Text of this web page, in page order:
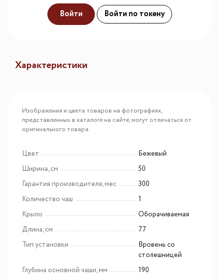
Войти Войти по токену
Характеристики
Изображения и цвета товаров на фотографиях,
представленных в каталоге на сайте, могут отличаться от
оригинального товара.
Цвет
Бежевый
Ширина, см
50
Гарантия производителя, мес
300
Количество чаш
1
Крыло
Оборачиваемая
Длина, см
77
Тип установки
Вровень со
столешницей
Глубина основной чаши, мм
190